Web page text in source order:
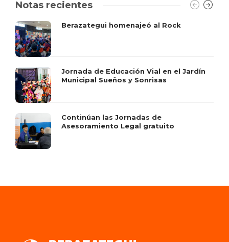
Notas recientes
Berazategui homenajeó al Rock
Jornada de Educación Vial en el Jardín
Municipal Sueños y Sonrisas
Continúan las Jornadas de
Asesoramiento Legal gratuito